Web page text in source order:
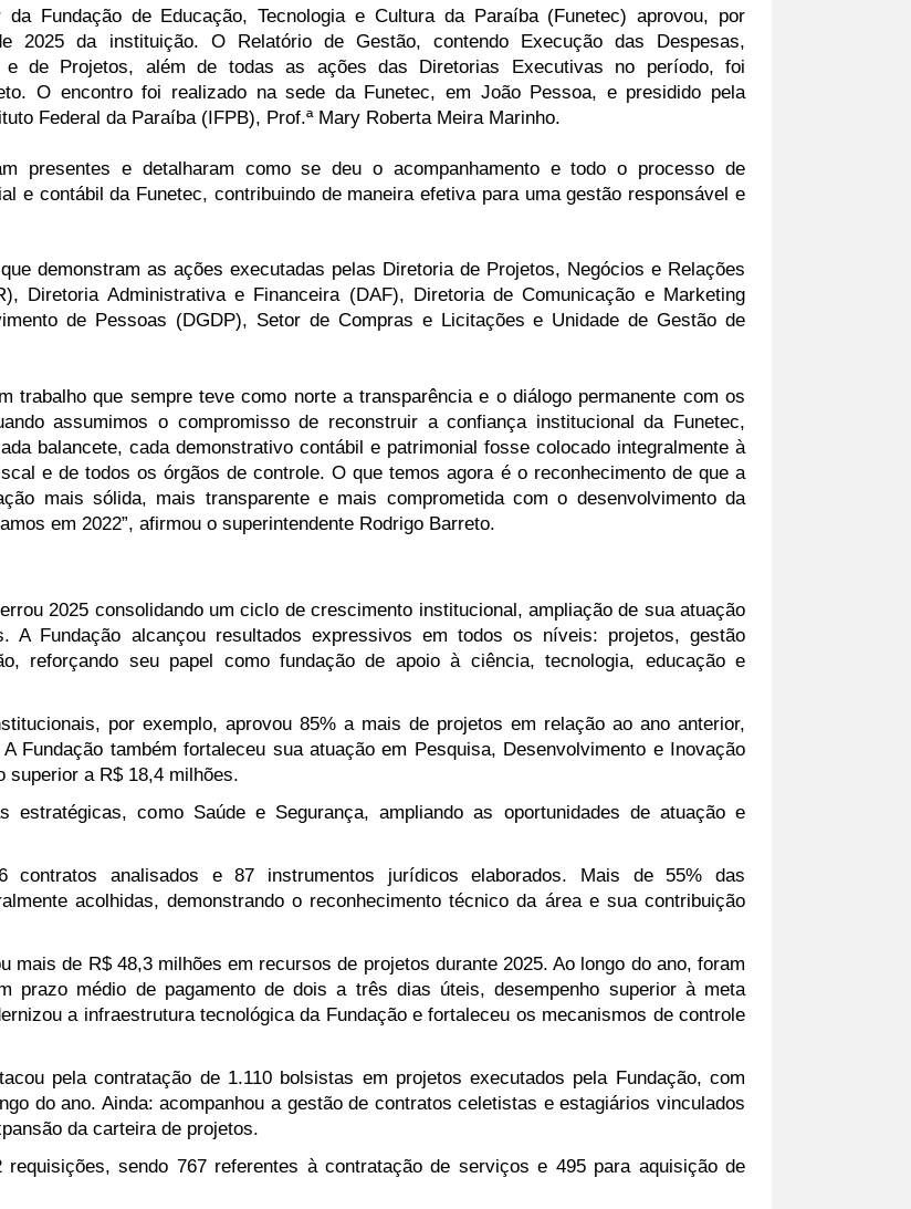
Fundação de Educação, Tecnologia e Cultura da Paraíba (Funetec) aprovou, por
2025 da instituição. O Relatório de Gestão, contendo Execução das Despesas,
e de Projetos, além de todas as ações das Diretorias Executivas no período, foi
O encontro foi realizado na sede da Funetec, em João Pessoa, e presidido pela
Federal da Paraíba (IFPB), Prof.ª Mary Roberta Meira Marinho.
presentes e detalharam como se deu o acompanhamento e todo o processo de
e contábil da Funetec, contribuindo de maneira efetiva para uma gestão responsável e
demonstram as ações executadas pelas Diretoria de Projetos, Negócios e Relações
Diretoria Administrativa e Financeira (DAF), Diretoria de Comunicação e Marketing
de Pessoas (DGDP), Setor de Compras e Licitações e Unidade de Gestão de
trabalho que sempre teve como norte a transparência e o diálogo permanente com os
assumimos o compromisso de reconstruir a confiança institucional da Funetec,
balancete, cada demonstrativo contábil e patrimonial fosse colocado integralmente à
e de todos os órgãos de controle. O que temos agora é o reconhecimento de que a
mais sólida, mais transparente e mais comprometida com o desenvolvimento da
em 2022”, afirmou o superintendente Rodrigo Barreto.
2025 consolidando um ciclo de crescimento institucional, ampliação de sua atuação
A Fundação alcançou resultados expressivos em todos os níveis: projetos, gestão
reforçando seu papel como fundação de apoio à ciência, tecnologia, educação e
por exemplo, aprovou 85% a mais de projetos em relação ao ano anterior,
Fundação também fortaleceu sua atuação em Pesquisa, Desenvolvimento e Inovação
superior a R$ 18,4 milhões.
como Saúde e Segurança, ampliando as oportunidades de atuação e
analisados e 87 instrumentos jurídicos elaborados. Mais de 55% das
acolhidas, demonstrando o reconhecimento técnico da área e sua contribuição
mais de R$ 48,3 milhões em recursos de projetos durante 2025. Ao longo do ano, foram
prazo médio de pagamento de dois a três dias úteis, desempenho superior à meta
a infraestrutura tecnológica da Fundação e fortaleceu os mecanismos de controle
pela contratação de 1.110 bolsistas em projetos executados pela Fundação, com
do ano. Ainda: acompanhou a gestão de contratos celetistas e estagiários vinculados
da carteira de projetos.
sendo 767 referentes à contratação de serviços e 495 para aquisição de